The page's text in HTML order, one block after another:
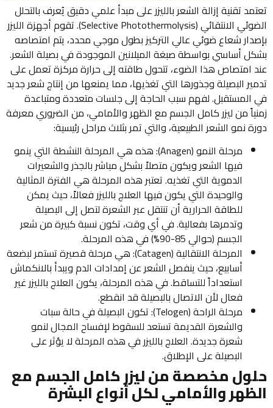
تعتمد تقنية إزالة الشعر بالليزر على مبدأ علمي دقيق يُعرف بالتحلل
الضوئي الانتقائي (Selective Photothermolysis). تقوم أجهزة الليزر
بإصدار شعاع ضوئي عالي التركيز بطول موجي محدد، يتم امتصاصه
بشكل أساسي بواسطة صبغة الميلانين الموجودة في بصيلة الشعر.
عند امتصاص هذا الضوء، تتحول طاقته إلى حرارة مركزة تعمل على
تدمير البصيلة وجذورها التي تغذيها، مما يمنعها من إنتاج شعر جديد
في المستقبل. لفهم سبب الحاجة إلى جلسات متعددة ومتباعدة
زمنياً من ليزر كامل الجسم مع الظهر والأمامي، من الضروري معرفة
دورة نمو الشعر الطبيعية، والتي تمر بثلاث مراحل رئيسية:
مرحلة النمو (Anagen): هذه هي المرحلة النشطة التي ينمو
فيها الشعر ويكون متصلاً بشكل مباشر بالجذر والشعيرات
الدموية التي تغذيه. تعتبر هذه المرحلة هي الفترة المثالية
والوحيدة التي يكون فيها العلاج بالليزر فعالاً، حيث يمكن
للطاقة الحرارية أن تنتقل عبر الشعرة لتصل إلى البصيلة
وتدمرها بفعالية. في أي وقت، تكون نسبة كبيرة من شعر
الجسم (حوالي 85-90%) في هذه المرحلة.
المرحلة الانتقالية (Catagen): هي مرحلة قصيرة تستمر لبضعة
أسابيع، حيث ينفصل الشعر عن إمدادات الدم ويبدأ بالانكماش
استعداداً للتساقط. في هذه المرحلة، يكون العلاج بالليزر غير
فعال لأن الاتصال بالبصيلة قد انقطع.
مرحلة الراحة (Telogen): تكون البصيلة في حالة سبات
والشعرة القديمة تستعد للسقوط لإفساح المجال لنمو
شعرة جديدة. العلاج بالليزر في هذه المرحلة لا يؤثر على
البصيلة على الإطلاق.
حلول مخصصة من ليزر كامل الجسم مع
الظهر والأمامي لكل أنواع البشرة